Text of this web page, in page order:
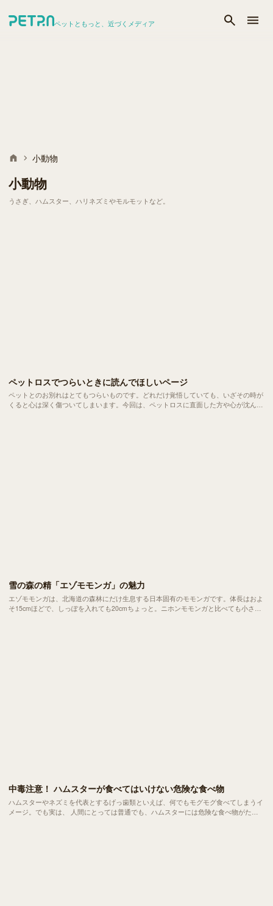
ペットともっと、近づくメディア
小動物
小動物
うさぎ、ハムスター、ハリネズミやモルモットなど。
ペットロスでつらいときに読んでほしいページ
ペットとのお別れはとてもつらいものです。どれだけ覚悟していても、いざその時が
くると心は深く傷ついてしまいます。今回は、ペットロスに直面した方や心が沈んで
雪の森の精「エゾモモンガ」の魅力
エゾモモンガは、北海道の森林にだけ生息する日本固有のモモンガです。体長はおよ
そ15cmほどで、しっぽを入れても20cmちょっと。ニホンモモンガと比べても小さな
中毒注意！ ハムスターが食べてはいけない危険な食べ物
ハムスターやネズミを代表とするげっ歯類といえば、何でもモグモグ食べてしまうイ
メージ。でも実は、 人間にとっては普通でも、ハムスターには危険な食べ物がたく